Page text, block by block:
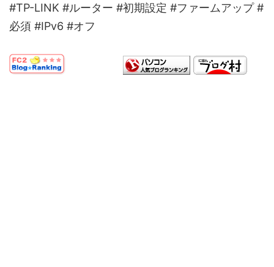
#TP-LINK #ルーター #初期設定 #ファームアップ #
必須 #IPv6 #オフ